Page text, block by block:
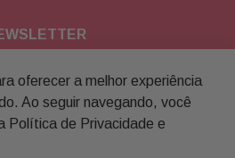
newsletter para
e promoções
oferecer a melhor experiência
Ao seguir navegando, você
Política de Privacidade e